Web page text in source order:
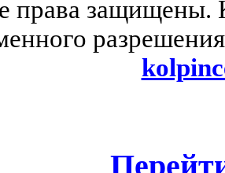
права защищены.